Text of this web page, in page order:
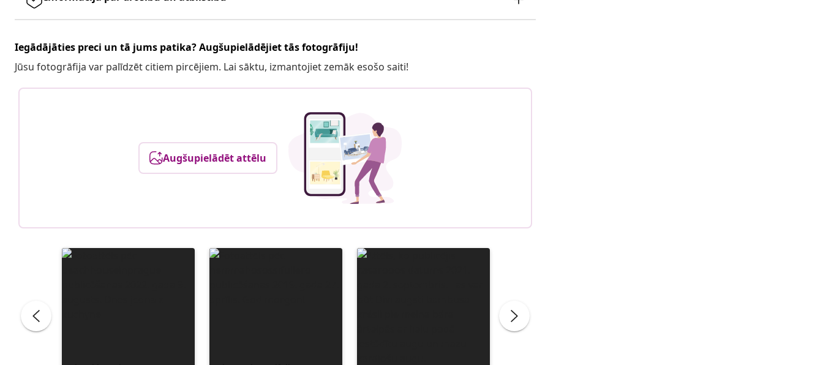
Iegādājāties preci un tā jums patika? Augšupielādējiet tās fotogrāfiju!
Jūsu fotogrāfija var palīdzēt citiem pircējiem. Lai sāktu, izmantojiet zemāk esošo saiti!
Augšupielādēt attēlu